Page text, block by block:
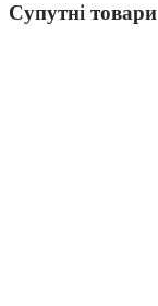
Супутні товари